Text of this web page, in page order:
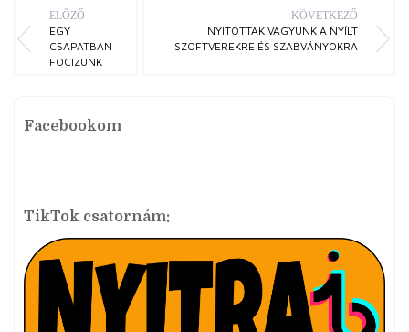
ELŐZŐ
EGY
CSAPATBAN
FOCIZUNK
KÖVETKEZŐ
NYITOTTAK VAGYUNK A NYÍLT
SZOFTVEREKRE ÉS SZABVÁNYOKRA
Facebookom
TikTok csatornám: